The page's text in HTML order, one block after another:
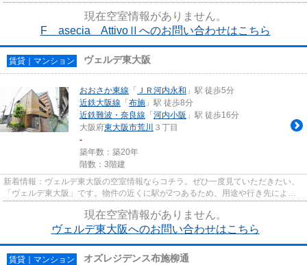
る物件です。徒歩9分に駅の...
現在空室情報がありません。
F asecia AttivoⅡへのお問い合わせはこちら
賃貸｜マンション ヴェルデ東大阪
おおさか東線 「 ＪＲ河内永和 」駅 徒歩5分
近鉄大阪線 「布施 」駅 徒歩8分
近鉄難波・奈良線 「河内小阪 」駅 徒歩16分
大阪府東大阪市荒川 ３丁目
-
築年数：築20年
階数：3階建
新着情報：ヴェルデ東大阪の空室情報ならコチラ。ぜひ一度見ていただきたい、
「ヴェルデ東大阪」です。物件の近くに駅が2つあるため、用途や行き先によっ
て経路を選べます。造りとデザ...
現在空室情報がありません。
ヴェルデ東大阪へのお問い合わせはこちら
賃貸｜マンション オズレジデンス布施柳通